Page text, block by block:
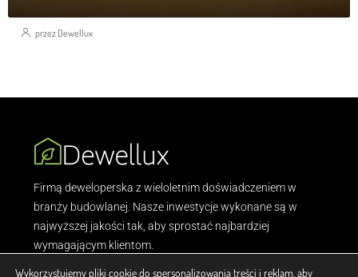
przez Dewellux
Firmą deweloperska z wieloletnim doświadczeniem w
branży budowlanej. Nasze inwestycje wykonane są w
najwyższej jakości tak, aby sprostać najbardziej
wymagającym klientom.
Wykorzystujemy pliki cookie do spersonalizowania treści i reklam, aby